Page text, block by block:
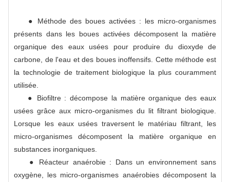
● Méthode des boues activées : les micro-organismes
présents dans les boues activées décomposent la matière
organique des eaux usées pour produire du dioxyde de
carbone, de l'eau et des boues inoffensifs. Cette méthode est
la technologie de traitement biologique la plus couramment
utilisée.
● Biofiltre : décompose la matière organique des eaux
usées grâce aux micro-organismes du lit filtrant biologique.
Lorsque les eaux usées traversent le matériau filtrant, les
micro-organismes décomposent la matière organique en
substances inorganiques.
● Réacteur anaérobie : Dans un environnement sans
oxygène, les micro-organismes anaérobies décomposent la